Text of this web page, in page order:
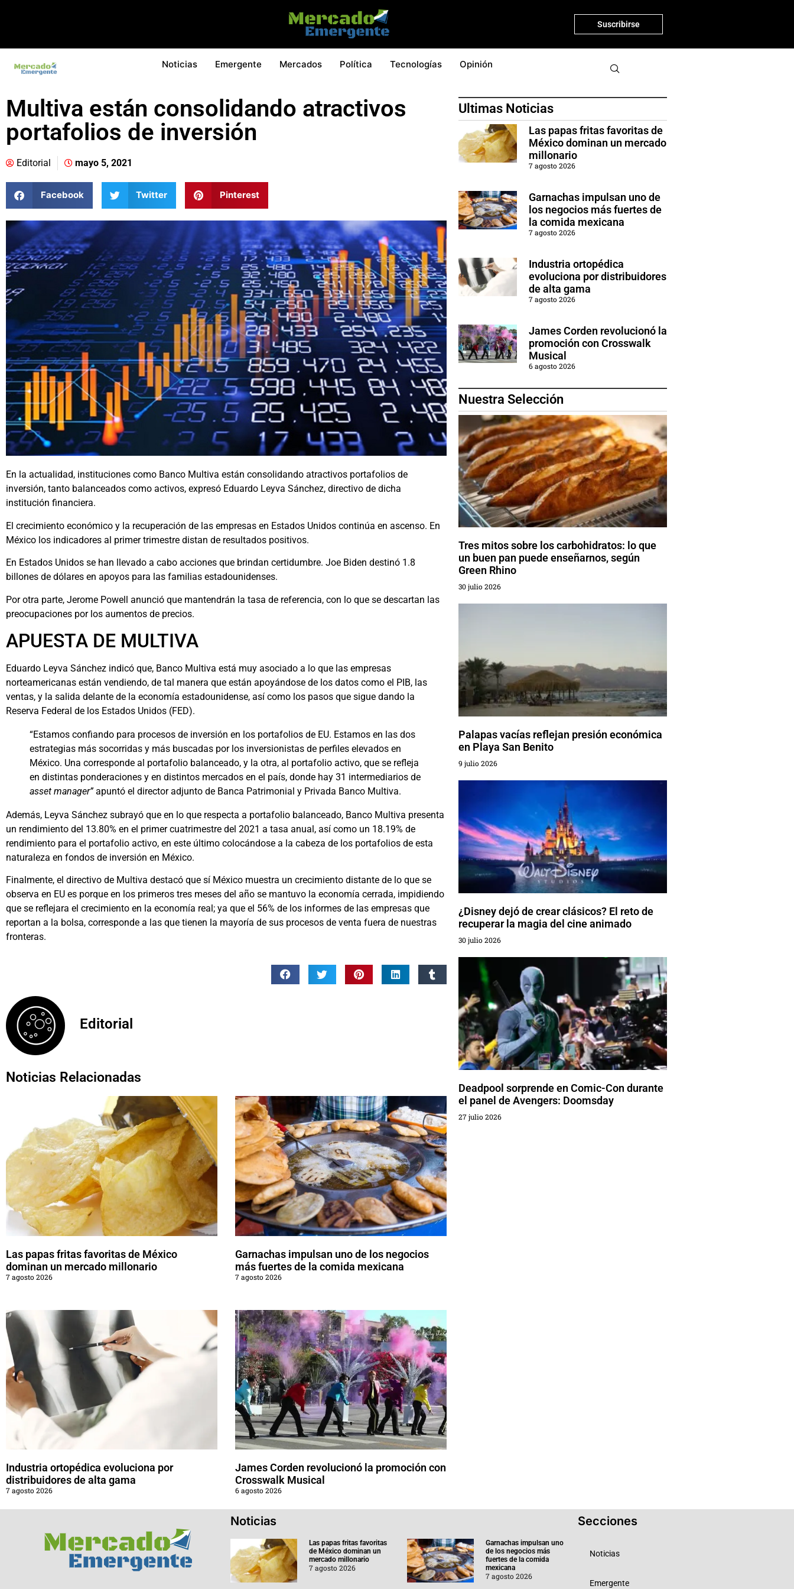
Suscribirse
Noticias Emergente Mercados Política Tecnologías Opinión
Multiva están consolidando atractivos
portafolios de inversión
Editorial mayo 5, 2021
Facebook Twitter Pinterest
En la actualidad, instituciones como Banco Multiva están consolidando atractivos portafolios de
inversión, tanto balanceados como activos, expresó Eduardo Leyva Sánchez, directivo de dicha
institución financiera.
El crecimiento económico y la recuperación de las empresas en Estados Unidos continúa en ascenso. En
México los indicadores al primer trimestre distan de resultados positivos.
En Estados Unidos se han llevado a cabo acciones que brindan certidumbre. Joe Biden destinó 1.8
billones de dólares en apoyos para las familias estadounidenses.
Por otra parte, Jerome Powell anunció que mantendrán la tasa de referencia, con lo que se descartan las
preocupaciones por los aumentos de precios.
APUESTA DE MULTIVA
Eduardo Leyva Sánchez indicó que, Banco Multiva está muy asociado a lo que las empresas
norteamericanas están vendiendo, de tal manera que están apoyándose de los datos como el PIB, las
ventas, y la salida delante de la economía estadounidense, así como los pasos que sigue dando la
Reserva Federal de los Estados Unidos (FED).
“Estamos confiando para procesos de inversión en los portafolios de EU. Estamos en las dos
estrategias más socorridas y más buscadas por los inversionistas de perfiles elevados en
México. Una corresponde al portafolio balanceado, y la otra, al portafolio activo, que se refleja
en distintas ponderaciones y en distintos mercados en el país, donde hay 31 intermediarios de
asset manager”apuntó el director adjunto de Banca Patrimonial y Privada Banco Multiva.
Además, Leyva Sánchez subrayó que en lo que respecta a portafolio balanceado, Banco Multiva presenta
un rendimiento del 13.80% en el primer cuatrimestre del 2021 a tasa anual, así como un 18.19% de
rendimiento para el portafolio activo, en este último colocándose a la cabeza de los portafolios de esta
naturaleza en fondos de inversión en México.
Finalmente, el directivo de Multiva destacó que sí México muestra un crecimiento distante de lo que se
observa en EU es porque en los primeros tres meses del año se mantuvo la economía cerrada, impidiendo
que se reflejara el crecimiento en la economía real; ya que el 56% de los informes de las empresas que
reportan a la bolsa, corresponde a las que tienen la mayoría de sus procesos de venta fuera de nuestras
fronteras.
Editorial
Noticias Relacionadas
Las papas fritas favoritas de México
dominan un mercado millonario
7 agosto 2026
Garnachas impulsan uno de los negocios
más fuertes de la comida mexicana
7 agosto 2026
Industria ortopédica evoluciona por
distribuidores de alta gama
7 agosto 2026
James Corden revolucionó la promoción con
Crosswalk Musical
6 agosto 2026
Ultimas Noticias
Las papas fritas favoritas de
México dominan un mercado
millonario
7 agosto 2026
Garnachas impulsan uno de
los negocios más fuertes de
la comida mexicana
7 agosto 2026
Industria ortopédica
evoluciona por distribuidores
de alta gama
7 agosto 2026
James Corden revolucionó la
promoción con Crosswalk
Musical
6 agosto 2026
Nuestra Selección
Tres mitos sobre los carbohidratos: lo que
un buen pan puede enseñarnos, según
Green Rhino
30 julio 2026
Palapas vacías reflejan presión económica
en Playa San Benito
9 julio 2026
¿Disney dejó de crear clásicos? El reto de
recuperar la magia del cine animado
30 julio 2026
Deadpool sorprende en Comic-Con durante
el panel de Avengers: Doomsday
27 julio 2026
Noticias
Las papas fritas favoritas
de México dominan un
mercado millonario
7 agosto 2026
Garnachas impulsan uno
de los negocios más
fuertes de la comida
mexicana
7 agosto 2026
Secciones
Noticias
Emergente